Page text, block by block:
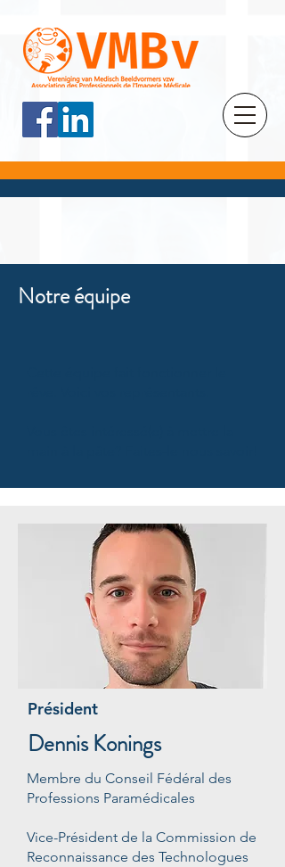
Notre équipe
Président
Dennis Konings
Membre du Conseil Fédéral des
Professions Paramédicales
Vice-Président de la Commission de
Reconnaissance des Technologues